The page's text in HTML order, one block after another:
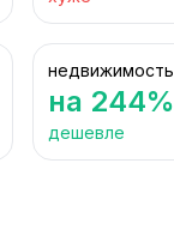
недвижимость
на 244%
дешевле